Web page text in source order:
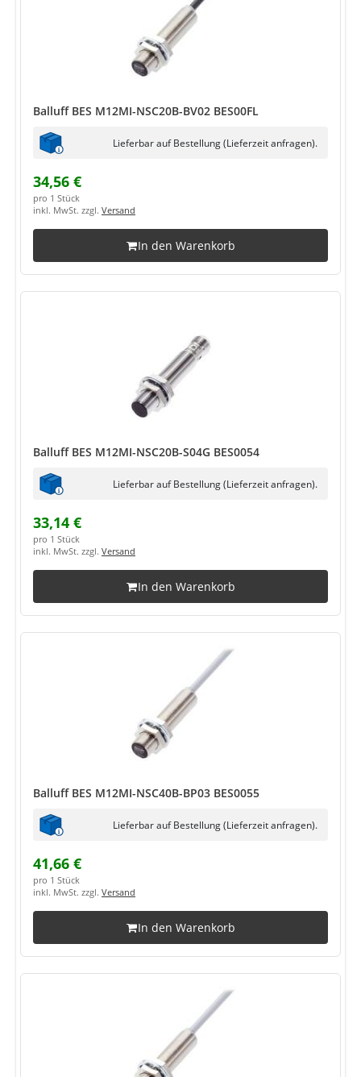
Balluff BES M12MI-NSC20B-BV02 BES00FL
Lieferbar auf Bestellung (Lieferzeit anfragen).
34,56 €
pro 1 Stück
inkl. MwSt. zzgl. Versand
In den Warenkorb
Balluff BES M12MI-NSC20B-S04G BES0054
Lieferbar auf Bestellung (Lieferzeit anfragen).
33,14 €
pro 1 Stück
inkl. MwSt. zzgl. Versand
In den Warenkorb
Balluff BES M12MI-NSC40B-BP03 BES0055
Lieferbar auf Bestellung (Lieferzeit anfragen).
41,66 €
pro 1 Stück
inkl. MwSt. zzgl. Versand
In den Warenkorb